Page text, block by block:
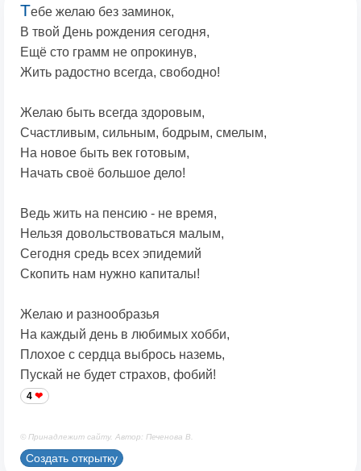
Тебе желаю без заминок,
В твой День рождения сегодня,
Ещё сто грамм не опрокинув,
Жить радостно всегда, свободно!
Желаю быть всегда здоровым,
Счастливым, сильным, бодрым, смелым,
На новое быть век готовым,
Начать своё большое дело!
Ведь жить на пенсию - не время,
Нельзя довольствоваться малым,
Сегодня средь всех эпидемий
Скопить нам нужно капиталы!
Желаю и разнообразья
На каждый день в любимых хобби,
Плохое с сердца выбрось наземь,
Пускай не будет страхов, фобий!
4
© Принадлежит сайту. Автор: Печенова В.
Создать открытку